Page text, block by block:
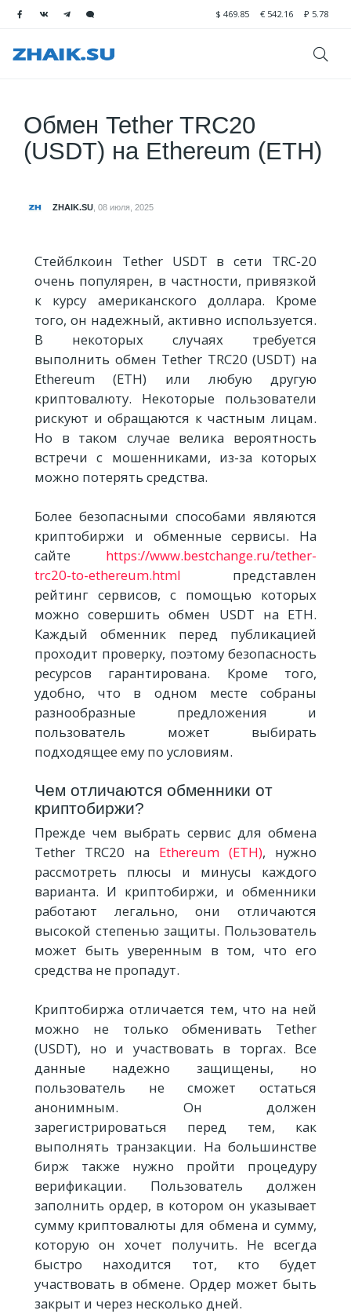
$ 469.85 € 542.16 ₽ 5.78
Обмен Tether TRC20
(USDT) на Ethereum (ETH)
ZHAIK.SU 08 июля, 2025
Стейблкоин Tether USDT в сети TRC-20
очень популярен, в частности, привязкой
к курсу американского доллара. Кроме
того, он надежный, активно используется.
В некоторых случаях требуется
выполнить обмен Tether TRC20 (USDT) на
Ethereum (ETH) или любую другую
криптовалюту. Некоторые пользователи
рискуют и обращаются к частным лицам.
Но в таком случае велика вероятность
встречи с мошенниками, из-за которых
можно потерять средства.
Более безопасными способами являются
криптобиржи и обменные сервисы. На
сайте https://www.bestchange.ru/tether-
trc20-to-ethereum.html представлен
рейтинг сервисов, с помощью которых
можно совершить обмен USDT на ETH.
Каждый обменник перед публикацией
проходит проверку, поэтому безопасность
ресурсов гарантирована. Кроме того,
удобно, что в одном месте собраны
разнообразные предложения и
пользователь может выбирать
подходящее ему по условиям.
Чем отличаются обменники от
криптобиржи?
Прежде чем выбрать сервис для обмена
Tether TRC20 на Ethereum (ETH), нужно
рассмотреть плюсы и минусы каждого
варианта. И криптобиржи, и обменники
работают легально, они отличаются
высокой степенью защиты. Пользователь
может быть уверенным в том, что его
средства не пропадут.
Криптобиржа отличается тем, что на ней
можно не только обменивать Tether
(USDT), но и участвовать в торгах. Все
данные надежно защищены, но
пользователь не сможет остаться
анонимным. Он должен
зарегистрироваться перед тем, как
выполнять транзакции. На большинстве
бирж также нужно пройти процедуру
верификации. Пользователь должен
заполнить ордер, в котором он указывает
сумму криптовалюты для обмена и сумму,
которую он хочет получить. Не всегда
быстро находится тот, кто будет
участвовать в обмене. Ордер может быть
закрыт и через несколько дней.